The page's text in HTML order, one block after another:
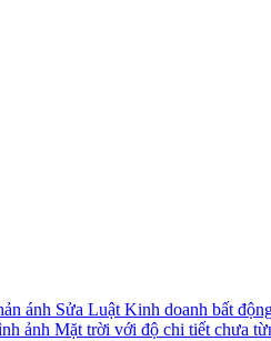
ánh Sửa Luật Kinh doanh bất
ảnh Mặt trời với độ chi tiết chưa